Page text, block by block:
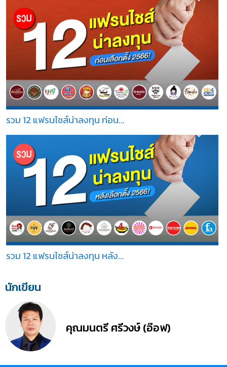
รวม 12 แฟรนไชส์น่าลงทุน ก่อน...
รวม 12 แฟรนไชส์น่าลงทุน หลัง...
นักเขียน
คุณมนตรี ศรีวงษ์ (อ๊อฟ)